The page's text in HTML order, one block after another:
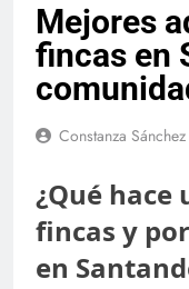
Mejores
fincas en
Constanza Sánchez
¿Qué
fincas y
en